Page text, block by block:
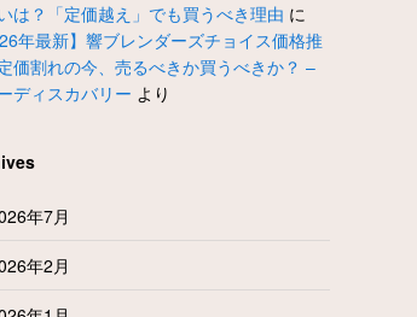
は？「定価越え」でも買うべき理由 に
年最新】響ブレンダーズチョイス価格推
価割れの今、売るべきか買うべきか？ –
ディスカバリー より
年7月
年2月